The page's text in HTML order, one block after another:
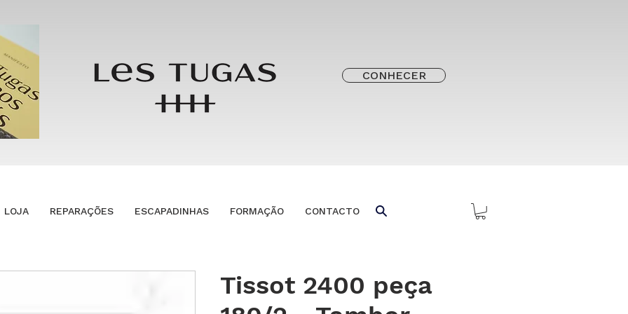
CONHECER
LOJA REPARAÇÕES ESCAPADINHAS FORMAÇÃO CONTACTO
Tissot 2400 peça